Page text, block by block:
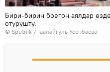
Бири-бирин боегон аялдар
отурушту.
© Sputnik / Таалайгуль Усенбаева